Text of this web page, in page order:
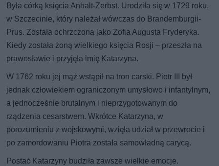
Była córką księcia Anhalt-Zerbst. Urodziła się w 1729 roku,
w Szczecinie, który należał wówczas do Brandemburgii-
Prus. Została ochrzczona jako Zofia Augusta Fryderyka.
Kiedy została żoną wielkiego księcia Rosji – przeszła na
prawosławie i przyjęła imię Katarzyna.
W 1762 roku jej mąż wstąpił na tron carski. Piotr III był
jednak człowiekiem ograniczonym umysłowo i infantylnym,
a jednocześnie brutalnym i nieprzygotowanym do
rządzenia cesarstwem. Wkrótce Katarzyna, w
porozumieniu z wojskowymi, wzięła udział w przewrocie i
po zamordowaniu Piotra została samowładną carycą.
Postać Katarzyny budziła zawsze wielkie emocje.